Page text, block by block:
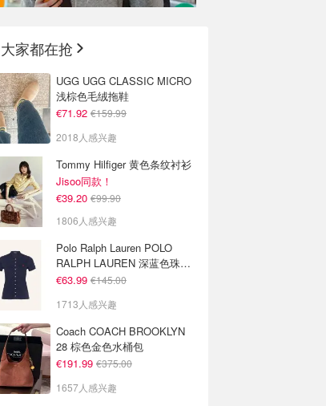
大家都在抢
UGG UGG CLASSIC MICRO
浅棕色毛绒拖鞋
€71.92 €159.99
2018人感兴趣
Tommy Hilfiger 黄色条纹衬衫
Jisoo同款！
€39.20 €99.90
1806人感兴趣
Polo Ralph Lauren POLO
RALPH LAUREN 深蓝色珠地
布 Polo衫
€63.99 €145.00
1713人感兴趣
Coach COACH BROOKLYN
28 棕色金色水桶包
€191.99 €375.00
1657人感兴趣